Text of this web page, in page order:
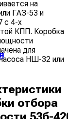
на
ГАЗ-53 и
с 4-х
КПП. Коробка
для
НШ-32 или
отбора